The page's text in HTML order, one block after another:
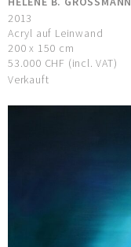
2013
Acryl auf Leinwand
200 x 150 cm
53.000 CHF (incl. VAT)
Verkauft